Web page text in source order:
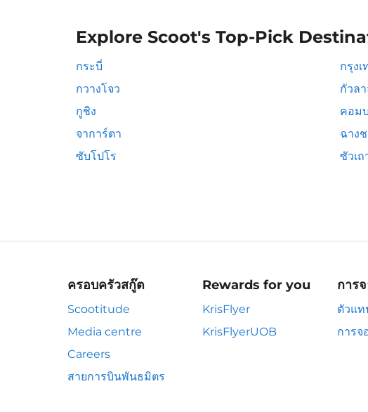
Explore Scoot's Top-Pick
กระบี่ กรุง
กวางโจว
กัวล
กูชิง
คอม
จาการ์ตา
ฉาง
ซับโปโร
ซัวเถ
ครอบครัวสกู๊ต
Scootitude
Media centre
Careers
สายการบินพันธมิตร
Rewards for you
KrisFlyer
KrisFlyerUOB
การ
ตัวแท
การจ